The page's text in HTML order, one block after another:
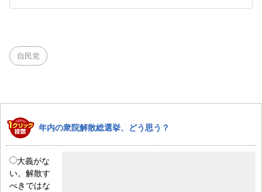
自民党
年内の衆院解散総選挙、どう思う？
大義がな
い。解散す
べきではな